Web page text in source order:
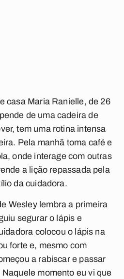
casa Maria Ranielle, de 26
de uma cadeira de
tem uma rotina intensa
Pela manhã toma café e
onde interage com outras
a lição repassada pela
da cuidadora.
Wesley lembra a primeira
segurar o lápis e
colocou o lápis na
forte e, mesmo com
a rabiscar e passar
momento eu vi que